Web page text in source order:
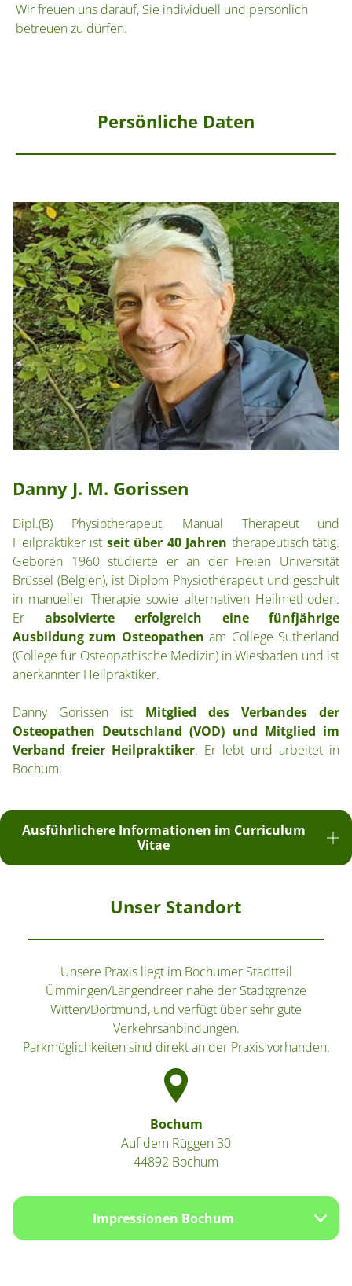
Wir freuen uns darauf, Sie individuell und persönlich
betreuen zu dürfen.
Persönliche Daten
Danny J. M. Gorissen
Dipl.(B) Physiotherapeut, Manual Therapeut und
Heilpraktiker ist seit über 40 Jahren therapeutisch tätig.
Geboren 1960 studierte er an der Freien Universität
Brüssel (Belgien), ist Diplom Physiotherapeut und geschult
in manueller Therapie sowie alternativen Heilmethoden.
Er absolvierte erfolgreich eine fünfjährige
Ausbildung zum Osteopathen am College Sutherland
(College für Osteopathische Medizin) in Wiesbaden und ist
anerkannter Heilpraktiker.
Danny Gorissen ist Mitglied des Verbandes der
Osteopathen Deutschland (VOD) und Mitglied im
Verband freier Heilpraktiker. Er lebt und arbeitet in
Bochum.
Ausführlichere Informationen im Curriculum
Vitae
Unser Standort
Unsere Praxis liegt im Bochumer Stadtteil
Ümmingen/Langendreer nahe der Stadtgrenze
Witten/Dortmund, und verfügt über sehr gute
Verkehrsanbindungen.
Parkmöglichkeiten sind direkt an der Praxis vorhanden.
Bochum
Auf dem Rüggen 30
44892 Bochum
Impressionen Bochum